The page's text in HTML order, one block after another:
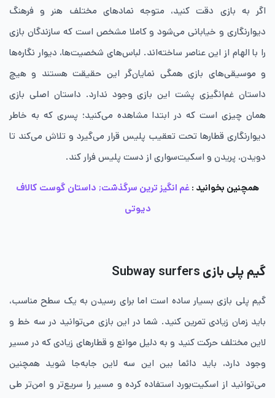
اگر به بازی دقت کنید، متوجه نمادهای مختلف هنر و فرهنگ
دیوارنگاری و خیابانی می‌شود و کاملا مشخص است که سازندگان بازی
را با الهام از این عناصر ساخته‌اند. لباس‌های شخصیت‌ها، دیوار نگاره‌ها
و موسیقی‌های بازی همگی نمایان‌گر این حقیقت هستند و هیچ
داستان غم‌انگیزی پشت این بازی وجود ندارد. داستان اصلی بازی
همان چیزی است که در ابتدا مشاهده می‌کنید؛ پسری که به خاطر
دیوارنگاری قطارها تحت تعقیب پلیس قرار می‌گیرد و تلاش می‌کند تا
دویدن، پریدن و اسکیت‌سواری از دست پلیس فرار کند.
همچنین بخوانید :غم انگیز ترین سرگذشت; داستان گوست کالاف
دیوتی
گیم پلی بازی Subway surfers
گیم پلی بازی بسیار ساده است اما برای رسیدن به یک سطح مناسب،
باید زمان زیادی تمرین کنید. شما در این بازی می‌توانید در سه خط و
لاین مختلف حرکت کنید و به دلیل موانع و قطارهای زیادی که در مسیر
وجود دارد، باید دائما بین این سه لاین جابه‌جا شوید همچنین
می‌توانید از اسکیت‌بورد استفاده کرده و مسیر را سریع‌تر و امن‌تر طی